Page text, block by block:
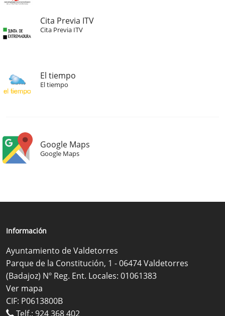
Cita Previa ITV
Cita Previa ITV
El tiempo
El tiempo
Google Maps
Google Maps
Información
Ayuntamiento de Valdetorres
Parque de la Constitución, 1 - 06474 Valdetorres
(Badajoz) Nº Reg. Ent. Locales: 01061383
Ver mapa
CIF: P0613800B
Telf.: 924 368 402